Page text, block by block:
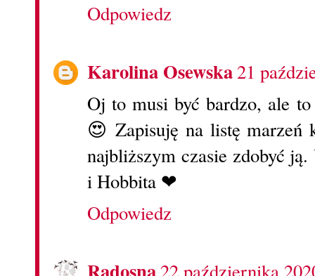
Odpowiedz
Karolina Osewska21
Oj to musi być bardzo, ale
😍 Zapisuję na listę marzeń
najbliższym czasie zdobyć
i Hobbita ❤
Odpowiedz
22 października